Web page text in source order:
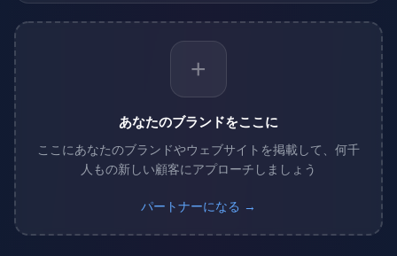
+
あなたのブランドをここに
ここにあなたのブランドやウェブサイトを掲載して、何千
人もの新しい顧客にアプローチしましょう
パートナーになる →